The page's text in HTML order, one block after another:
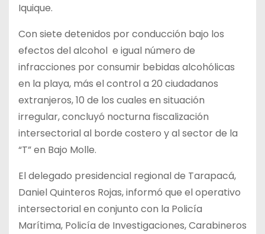
Iquique.
Con siete detenidos por conducción bajo los
efectos del alcohol e igual número de
infracciones por consumir bebidas alcohólicas
en la playa, más el control a 20 ciudadanos
extranjeros, 10 de los cuales en situación
irregular, concluyó nocturna fiscalización
intersectorial al borde costero y al sector de la
“T” en Bajo Molle.
El delegado presidencial regional de Tarapacá,
Daniel Quinteros Rojas, informó que el operativo
intersectorial en conjunto con la Policía
Marítima, Policía de Investigaciones, Carabineros